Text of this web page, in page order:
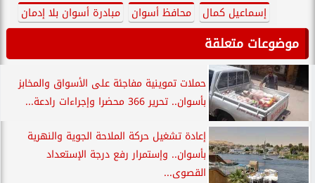
إسماعيل كمال محافظ أسوان مبادرة أسوان بلا إدمان
موضوعات متعلقة
حملات تموينية مفاجئة على الأسواق والمخابز
بأسوان.. تحرير 366 محضرا وإجراءات رادعة...
إعادة تشغيل حركة الملاحة الجوية والنهرية
بأسوان.. وإستمرار رفع درجة الإستعداد
القصوى...